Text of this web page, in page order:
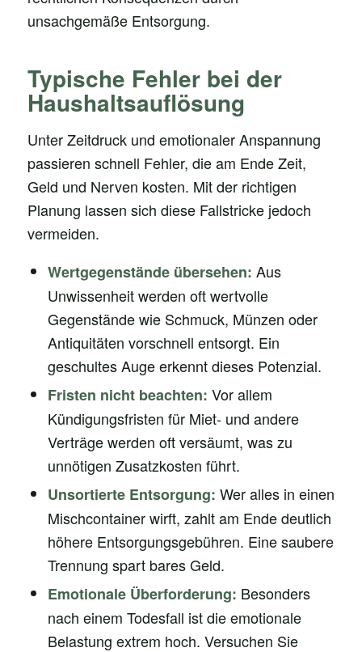
unsachgemäße Entsorgung.
Typische Fehler bei der
Haushaltsauflösung
Unter Zeitdruck und emotionaler Anspannung
passieren schnell Fehler, die am Ende Zeit,
Geld und Nerven kosten. Mit der richtigen
Planung lassen sich diese Fallstricke jedoch
vermeiden.
Wertgegenstände übersehen: Aus
Unwissenheit werden oft wertvolle
Gegenstände wie Schmuck, Münzen oder
Antiquitäten vorschnell entsorgt. Ein
geschultes Auge erkennt dieses Potenzial.
Fristen nicht beachten: Vor allem
Kündigungsfristen für Miet- und andere
Verträge werden oft versäumt, was zu
unnötigen Zusatzkosten führt.
Unsortierte Entsorgung: Wer alles in einen
Mischcontainer wirft, zahlt am Ende deutlich
höhere Entsorgungsgebühren. Eine saubere
Trennung spart bares Geld.
Emotionale Überforderung: Besonders
nach einem Todesfall ist die emotionale
Belastung extrem hoch. Versuchen Sie